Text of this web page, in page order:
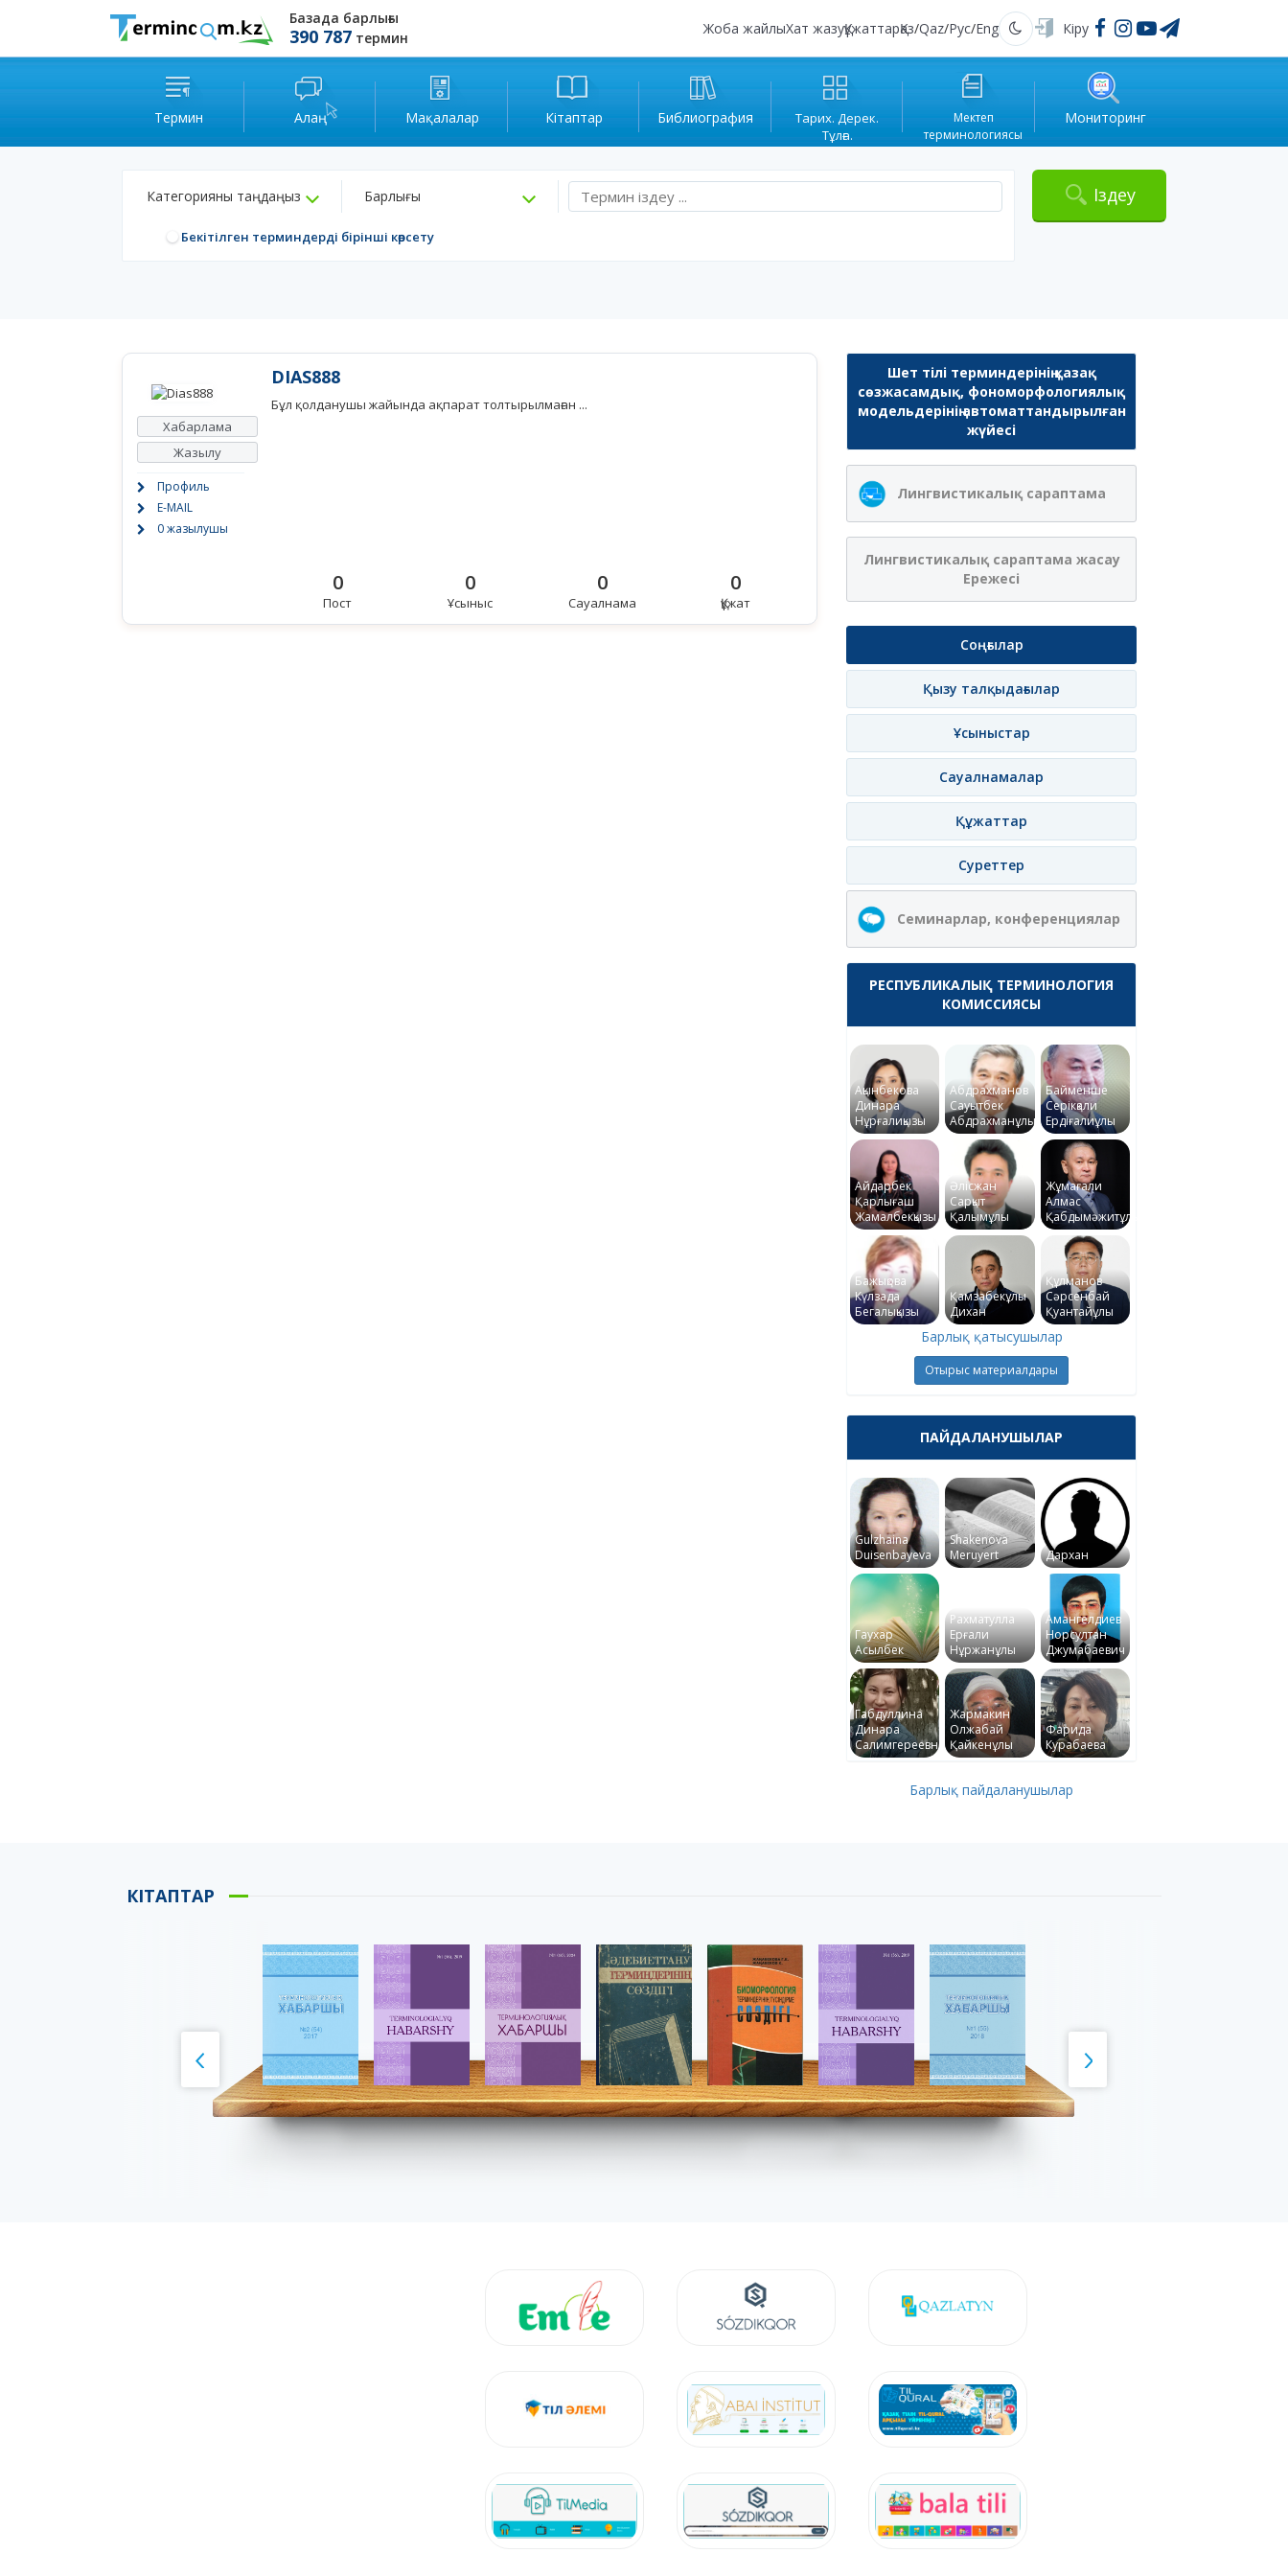
Базада барлығы
390 787 термин
Жоба жайлыХат жазуҚұжаттарҚаз/Qaz/Рус/Eng Қараңғы Кіру
Термин Алаң Мақалалар Кітаптар Библиография
Тарих. Дерек.
Тұлға.
Мектеп
терминологиясы
Мониторинг
Категорияны таңдаңыз Барлығы
Бекітілген терминдерді бірінші көрсету
Іздеу
Хабарлама
Жазылу
Профиль
E-MAIL
0 жазылушы
DIAS888
Бұл қолданушы жайында ақпарат толтырылмаған ...
0
Пост
0
Ұсыныс
0
Сауалнама
0
Құжат
Шет тілі терминдерінің қазақ
сөзжасамдық, фономорфологиялық
модельдерінің автоматтандырылған
жүйесі
Лингвистикалық сараптама
Лингвистикалық сараптама жасау
Ережесі
Соңғылар
Қызу талқыдағылар
Ұсыныстар
Сауалнамалар
Құжаттар
Суреттер
Семинарлар, конференциялар
РЕСПУБЛИКАЛЫҚ ТЕРМИНОЛОГИЯ
КОМИССИЯСЫ
Ақынбекова
Динара
Нұрғалиқызы
Абдрахманов
Сауытбек
Абдрахманұлы
Байменше
Серікқали
Ердіғалиұлы
Айдарбек
Қарлығаш
Жамалбекқызы
Әлісжан
Сарқыт
Қалымұлы
Жұмағали
Алмас
Қабдымәжитұлы
Бажықова
Күлзада
Бегалықызы
Қамзабекұлы
Дихан
Құлманов
Сәрсенбай
Қуантайұлы
Барлық қатысушылар
Отырыс материалдары
ПАЙДАЛАНУШЫЛАР
Gulzhaina
Duisenbayeva
Shakenova
Meruyert
Дархан
Гаухар
Асылбек
Рахматулла
Ерғали
Нұржанұлы
Амангелдиев
Норсултан
Джумабаевич
Габдуллина
Динара
Салимгереевна
Жармакин
Олжабай
Қайкенұлы
Фарида
Курабаева
Барлық пайдаланушылар
КІТАПТАР